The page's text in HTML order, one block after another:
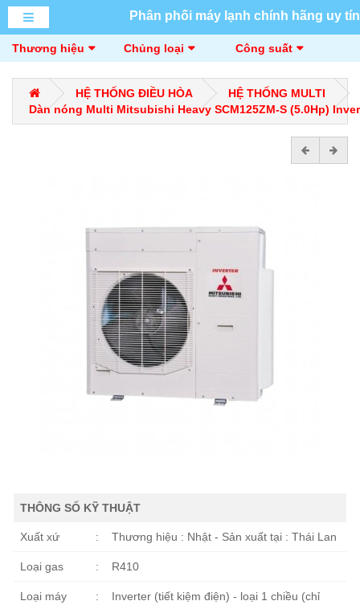
Phân phối máy lạnh chính hãng uy tín
Thương hiệu Chủng loại Công suất
HỆ THỐNG ĐIỀU HÒA
HỆ THỐNG MULTI
Dàn nóng Multi Mitsubishi Heavy SCM125ZM-S (5.0Hp)
THÔNG SỐ KỸ THUẬT
Xuất xứ : Thương hiệu : Nhật - Sản xuất tại : Thái Lan
Loại gas : R410
Loại máy :
Inverter (tiết kiệm điện) - loại 1 chiều (chỉ